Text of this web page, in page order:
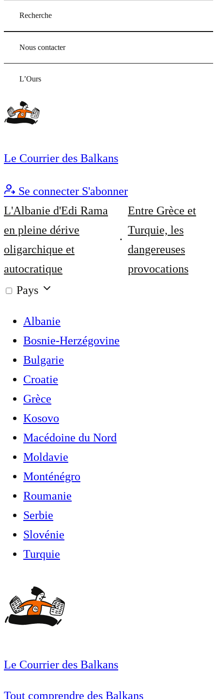
Recherche
Nous contacter
L’Ours
Le Courrier des Balkans
Se connecter S'abonner
L'Albanie d'Edi Rama
en pleine dérive
oligarchique et
autocratique
Entre Grèce et
Turquie, les
dangereuses
provocations
Pays
Albanie
Bosnie-Herzégovine
Bulgarie
Croatie
Grèce
Kosovo
Macédoine du Nord
Moldavie
Monténégro
Roumanie
Serbie
Slovénie
Turquie
Le Courrier des Balkans
Tout comprendre des Balkans